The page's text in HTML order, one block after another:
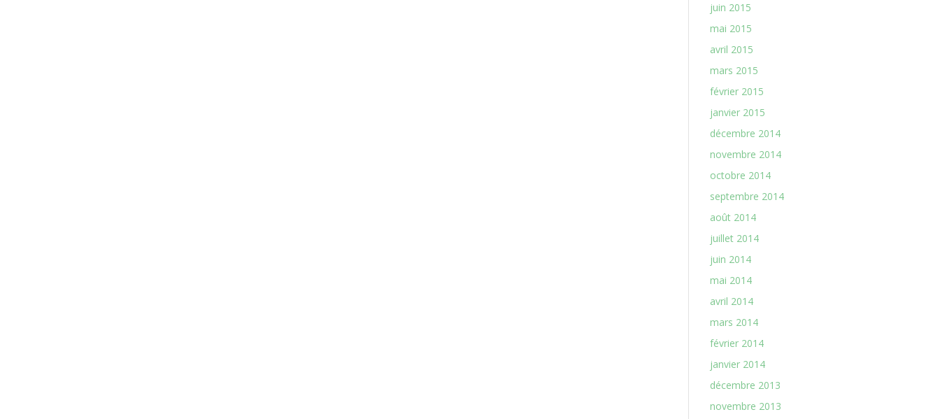
juin 2015
mai 2015
avril 2015
mars 2015
février 2015
janvier 2015
décembre 2014
novembre 2014
octobre 2014
septembre 2014
août 2014
juillet 2014
juin 2014
mai 2014
avril 2014
mars 2014
février 2014
janvier 2014
décembre 2013
novembre 2013